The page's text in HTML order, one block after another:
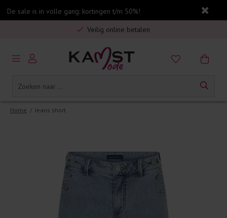
De sale is in volle gang: kortingen t/m 50%!
Gratis verzending in Nederland vanaf €75,-
Veilig online betalen
5% spaarbonus op jouw aankoop
Gratis verzending in Nederland vanaf €75,-
Home / Jeans short